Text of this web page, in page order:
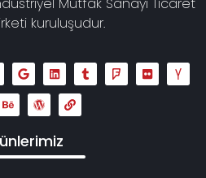
kuruluşudur.